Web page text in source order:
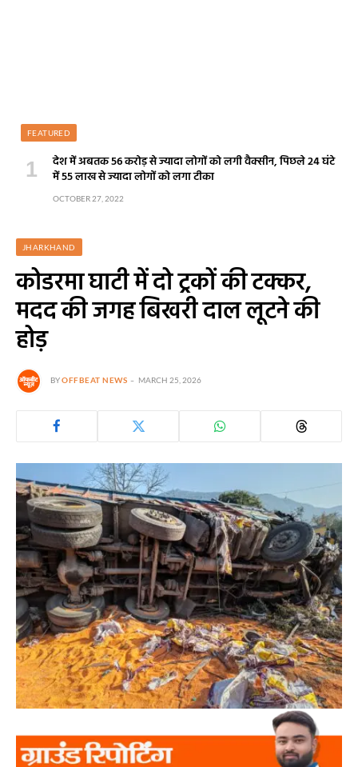
FEATURED
देश में अबतक 56 करोड़ से ज्यादा लोगों को लगी वैक्सीन, पिछले 24 घंटे
में 55 लाख से ज्यादा लोगों को लगा टीका
OCTOBER 27, 2022
JHARKHAND
कोडरमा घाटी में दो ट्रकों की टक्कर,
मदद की जगह बिखरी दाल लूटने की
होड़
BYOFFBEAT NEWS MARCH 25, 2026